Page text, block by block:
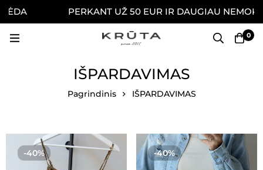
PERKANT UŽ 50 EUR IR DAUGIAU NEMOKAMAI
0
IŠPARDAVIMAS
Pagrindinis IŠPARDAVIMAS
-40% -40%